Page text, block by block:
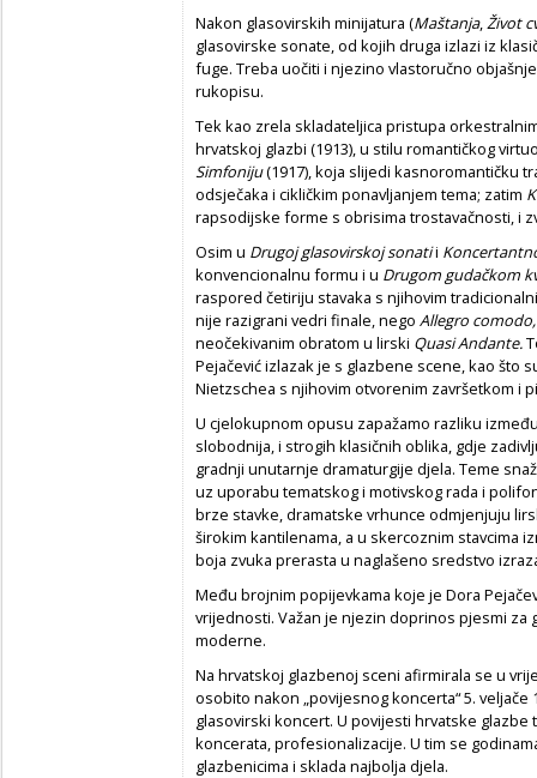
Nakon glasovirskih minijatura (Maštanja,Život
glasovirske sonate, od kojih druga izlazi iz
fuge. Treba uočiti i njezino vlastoručno
rukopisu.
Tek kao zrela skladateljica pristupa
hrvatskoj glazbi (1913), u stilu romantičkog
Simfoniju(1917), koja slijedi kasnoromantičku
odsječaka i cikličkim ponavljanjem tema; zatim
rapsodijske forme s obrisima trostavačnosti, i
Osim u Drugoj glasovirskoj sonatii
konvencionalnu formu i u Drugom gudačkom
raspored četiriju stavaka s njihovim
nije razigrani vedri finale, nego Allegro
neočekivanim obratom u lirski Quasi Andante.
Pejačević izlazak je s glazbene scene, kao što
Nietzschea s njihovim otvorenim završetkom i
U cjelokupnom opusu zapažamo razliku
slobodnija, i strogih klasičnih oblika, gdje
gradnji unutarnje dramaturgije djela. Teme
uz uporabu tematskog i motivskog rada i
brze stavke, dramatske vrhunce odmjenjuju
širokim kantilenama, a u skercoznim stavcima
boja zvuka prerasta u naglašeno sredstvo
Među brojnim popijevkama koje je Dora
vrijednosti. Važan je njezin doprinos pjesmi za
moderne.
Na hrvatskoj glazbenoj sceni afirmirala se u
osobito nakon „povijesnog koncerta“ 5.
glasovirski koncert. U povijesti hrvatske
koncerata, profesionalizacije. U tim se
glazbenicima i sklada najbolja djela.